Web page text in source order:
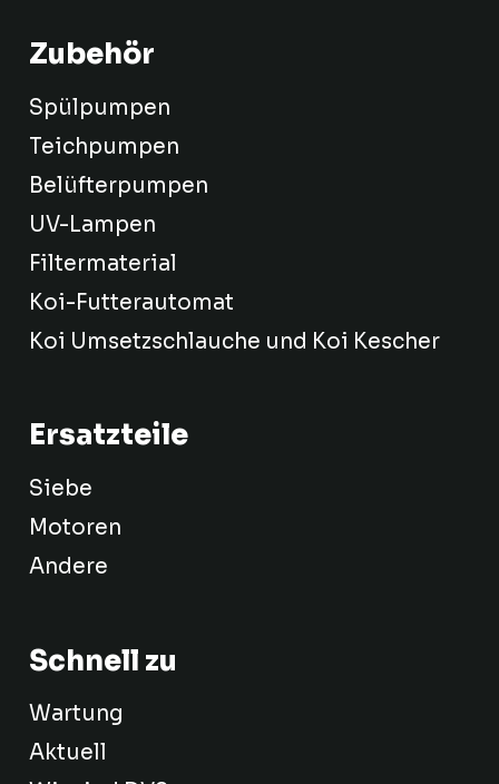
Zubehör
Spülpumpen
Teichpumpen
Belüfterpumpen
UV-Lampen
Filtermaterial
Koi-Futterautomat
Koi Umsetzschlauche und Koi Kescher
Ersatzteile
Siebe
Motoren
Andere
Schnell zu
Wartung
Aktuell